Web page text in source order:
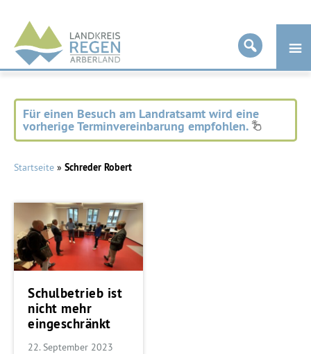
Landkreis
Regen
Für einen Besuch am Landratsamt wird eine
vorherige Terminvereinbarung empfohlen.
Startseite » Schreder Robert
Schulbetrieb ist
nicht mehr
eingeschränkt
22. September 2023